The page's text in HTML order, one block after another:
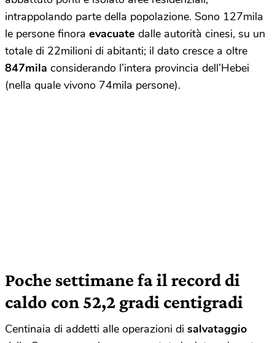
intrappolando parte della popolazione. Sono 127mila
le persone finora evacuate dalle autorità cinesi, su un
totale di 22milioni di abitanti; il dato cresce a oltre
847mila considerando l’intera provincia dell’Hebei
(nella quale vivono 74mila persone).
Poche settimane fa il record di
caldo con 52,2 gradi centigradi
Centinaia di addetti alle operazioni di salvataggio